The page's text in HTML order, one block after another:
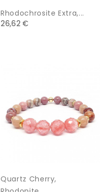
Rhodochrosite Extra,...
26,62 €
Quartz Cherry,